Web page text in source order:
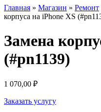
Главная » Магазин » Ремонт
корпуса на iPhone XS
Замена
(#pn1139)
1 070,00 ₽
Заказать услугу